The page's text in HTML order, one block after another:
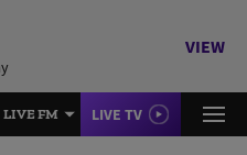
VIEW
LIVE FM LIVE TV